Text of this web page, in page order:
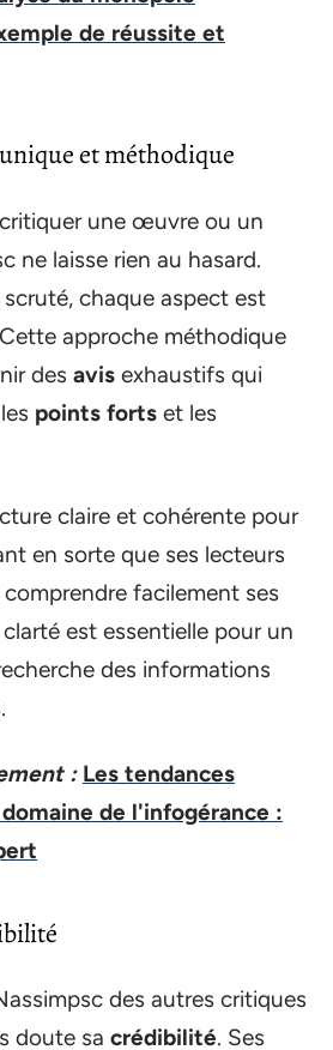
de réussite et
et méthodique
critiquer une œuvre ou un
ne laisse rien au hasard.
chaque aspect est
approche méthodique
des avis exhaustifs qui
points forts et les
claire et cohérente pour
en sorte que ses lecteurs
facilement ses
est essentielle pour un
des informations
: Les tendances
de l'infogérance :
des autres critiques
doute sa crédibilité. Ses